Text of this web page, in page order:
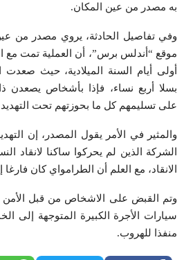
به مصدر من عين المكان.
وفي تفاصيل الحادثة، يروي مصدر من
موقع “أندلس برس”، أن العملية تمت مع
أولى أيام السنة الميلادية، حيث صعدت
بسلا أربع نساء، فإذا بأشخاص يصعدن
على تسليمهم كل ما بحوزتهم تحت التهديد
والمثير في الأمر يقول المصدر، إن
الشركة الذين لم يحركوا ساكنا لانقاد
الانقاد، مع العلم أن الطرامواي كان فارغا
وتم القبض على الاشخاص من قبل الأمن
سيارات الأجرة الكبيرة المتوجهة إلى
منفذا للهروب.